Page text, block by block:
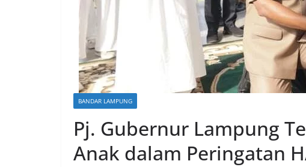
BANDAR LAMPUNG
Pj. Gubernur Lampung
Anak dalam Peringatan